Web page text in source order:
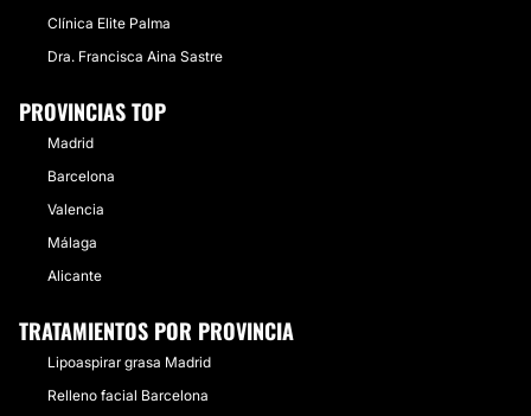
Clínica Elite Palma
Dra. Francisca Aina Sastre
PROVINCIAS TOP
Madrid
Barcelona
Valencia
Málaga
Alicante
TRATAMIENTOS POR PROVINCIA
Lipoaspirar grasa Madrid
Relleno facial Barcelona